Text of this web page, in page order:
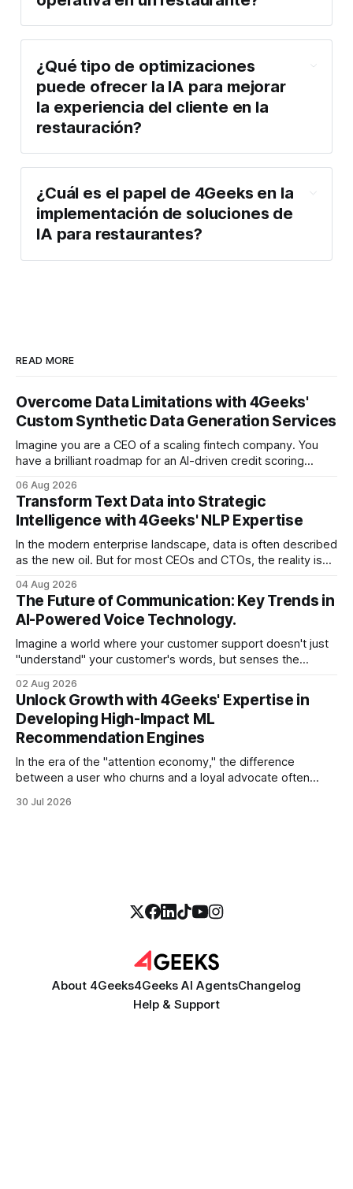
¿Qué tipo de optimizaciones
puede ofrecer la IA para mejorar
la experiencia del cliente en la
restauración?
¿Cuál es el papel de 4Geeks en la
implementación de soluciones de
IA para restaurantes?
READ MORE
Overcome Data Limitations with 4Geeks'
Custom Synthetic Data Generation Services
Imagine you are a CEO of a scaling fintech company. You
have a brilliant roadmap for an AI-driven credit scoring
have the talent, the infrastructure, and the ambition. But
there is one glaring wall in your path: your data is locked
06 Aug 2026
Transform Text Data into Strategic
Intelligence with 4Geeks' NLP Expertise
In the modern enterprise landscape, data is often described
as the new oil. But for most CEOs and CTOs, the reality is
swamp of unstructured text. Emails, customer support
tickets, Slack threads, social media mentions, and PDF
reports contain
04 Aug 2026
The Future of Communication: Key Trends in
AI-Powered Voice Technology.
Imagine a world where your customer support doesn't just
"understand" your customer's words, but senses the
more empathetic, and solves a complex billing dispute in
thirty seconds—all without a human agent
02 Aug 2026
Unlock Growth with 4Geeks' Expertise in
Developing High-Impact ML
Recommendation Engines
In the era of the "attention economy," the difference
between a user who churns and a loyal advocate often
exactly what they were looking for without having to search
30 Jul 2026
About 4Geeks4Geeks AI AgentsChangelog
Help & Support